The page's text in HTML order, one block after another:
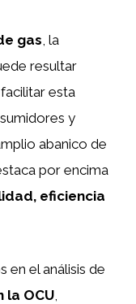
gas, la
resultar
esta
y
abanico de
por encima
eficiencia
en el análisis de
la OCU